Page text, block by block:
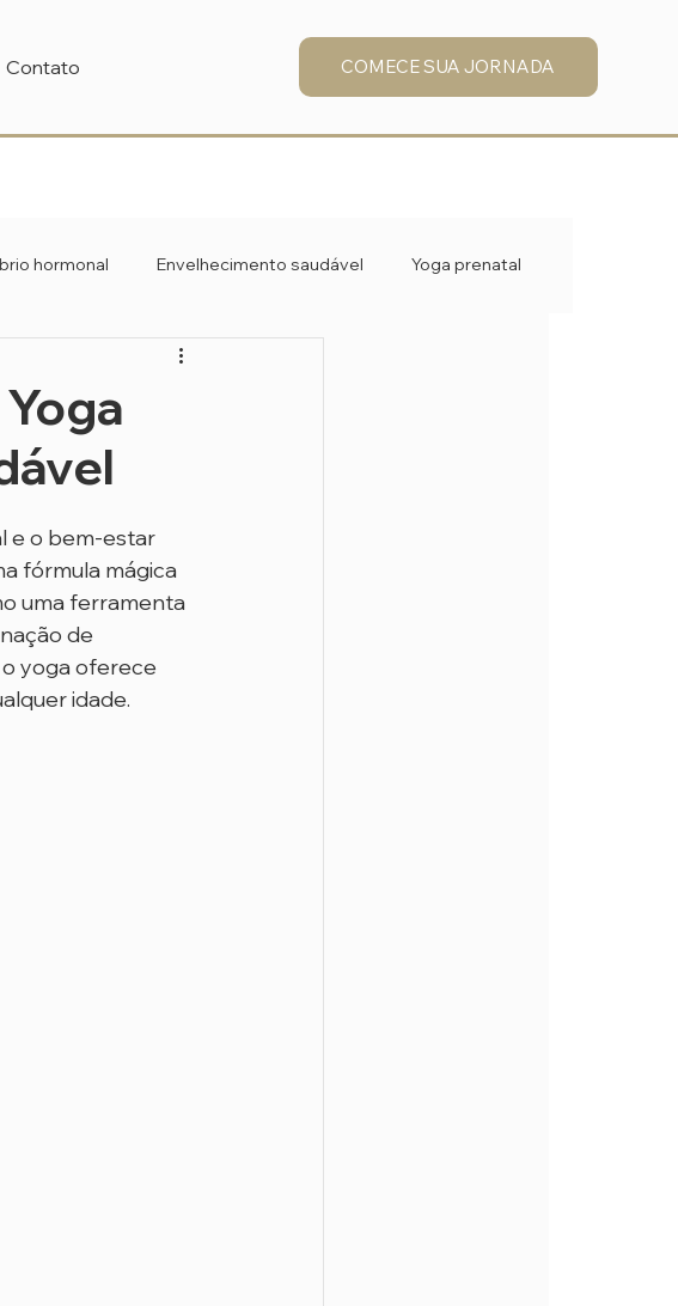
COMECE SUA JORNADA
Contato
hormonal Envelhecimento saudável Yoga prenatal
e o bem-estar
fórmula mágica
uma ferramenta
de
yoga oferece
idade.